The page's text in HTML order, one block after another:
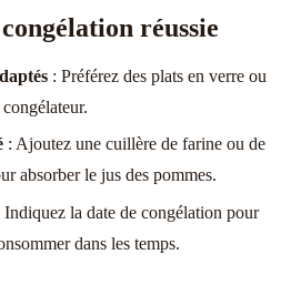
réussie
: Préférez des plats en verre ou
: Ajoutez une cuillère de farine ou de
absorber le jus des pommes.
Indiquez la date de congélation pour
dans les temps.